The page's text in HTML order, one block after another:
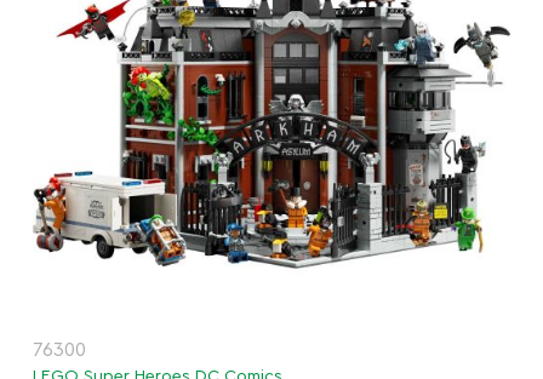
76300